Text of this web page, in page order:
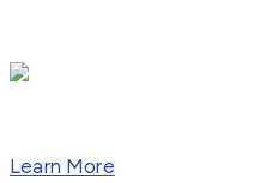
Learn More